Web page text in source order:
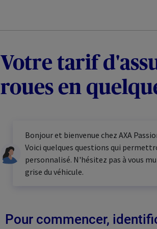
Votre tarif
roues en
Bonjour et bienvenue chez AXA
Voici quelques questions qui
personnalisé. N'hésitez pas à vous
grise du véhicule.
Pour commencer,